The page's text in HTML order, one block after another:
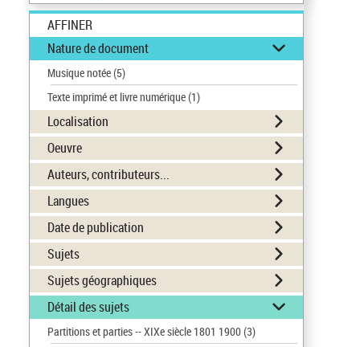
AFFINER
Nature de document
Musique notée(5)
Texte imprimé et livre numérique(1)
Localisation
Oeuvre
Auteurs, contributeurs...
Langues
Date de publication
Sujets
Sujets géographiques
Détail des sujets
Partitions et parties -- XIXe siècle 1801 1900(3)